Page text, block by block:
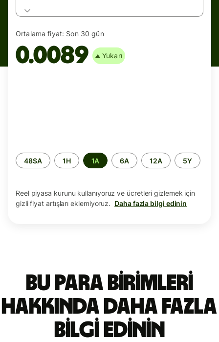
Ortalama fiyat: Son 30 gün
0.0089 Yukarı
Zaman
aralığı
48SA 1H 1A 6A 12A 5Y
Reel piyasa kurunu kullanıyoruz ve ücretleri gizlemek için
gizli fiyat artışları eklemiyoruz. Daha fazla bilgi edinin
Bu para birimleri
hakkında daha fazla
bilgi edinin